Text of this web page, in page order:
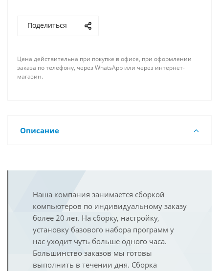
Поделиться
Цена действительна при покупке в офисе, при оформлении
заказа по телефону, через WhatsApp или через интернет-
магазин.
Описание
Наша компания занимается сборкой
компьютеров по индивидуальному заказу
более 20 лет. На сборку, настройку,
установку базового набора программ у
нас уходит чуть больше одного часа.
Большинство заказов мы готовы
выполнить в течении дня. Сборка